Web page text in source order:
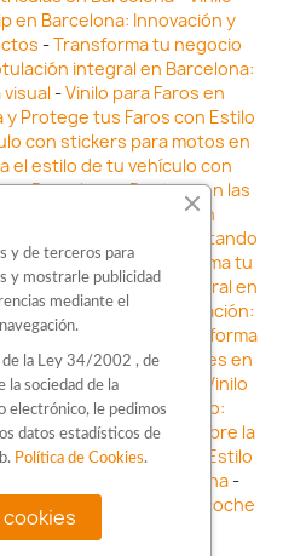
en Barcelona: Innovación y
-Transforma tu negocio
integral en Barcelona:
-Vinilo para Faros en
y Protege tus Faros con Estilo
con stickers para motos en
el estilo de tu vehículo con
Barcelona-Destaca en las
stickers para coches en
faros en Barcelona: Resaltando
del Automóvil- Transforma tu
fundidos rotulación integral en
en Personalización:
dip en Barcelona
Transforma
adhesivos para coches en
tu vehículo con estilo: Vinilo
-Destaca con Estilo:
en Barcelona -Descubre la
stickers en Barcelona
Estilo
para motos en Barcelona-
ruedas: Adhesivos para coche
y de terceros para
y mostrarle publicidad
mediante el
la Ley 34/2002 , de
la sociedad de la
electrónico, le pedimos
datos estadísticos de
Política de Cookies.